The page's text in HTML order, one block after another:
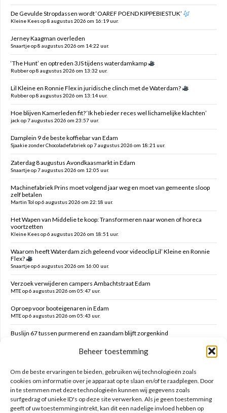
Beheer toestemming
Om de beste ervaringen te bieden, gebruiken wij technologieën zoals
cookies om informatie over je apparaat op te slaan en/of te raadplegen. Door
in te stemmen met deze technologieën kunnen wij gegevens zoals
surfgedrag of unieke ID's op deze site verwerken. Als je geen toestemming
geeft of uw toestemming intrekt, kan dit een nadelige invloed hebben op
De Gevulde Stropdassen wordt ‘OAREF POEND KIPPEBIESTUK’
Kleine Kees op 8 augustus 2026 om 16:19 uur.
Jerney Kaagman overleden
Snaartje op 8 augustus 2026 om 14:22 uur.
‘The Hunt’ en optreden 3JS tijdens waterdamkamp
Rubber op 8 augustus 2026 om 13:32 uur.
Lil Kleine en Ronnie Flex in juridische clinch met de Waterdam?
Rubber op 8 augustus 2026 om 13:14 uur.
Hoe blijven Kamerleden fit? ‘Ik heb ieder reces wel lichamelijke klachten’
jack op 7 augustus 2026 om 23:57 uur.
Damplein 9 de beste koffiebar van Edam
Sjaakie zonder Chocoladefabriek op 7 augustus 2026 om 18:21 uur.
Zaterdag 8 augustus Avondkaasmarkt in Edam
Snaartje op 7 augustus 2026 om 12:05 uur.
Machinefabriek Prins moet volgend jaar weg en moet van gemeente sloop
zelf betalen
Martin Tol op 6 augustus 2026 om 22:18 uur.
Het Wapen van Middelie te koop: Transformeren naar wonen of horeca
voortzetten
Kleine Kees op 6 augustus 2026 om 18:51 uur.
Waarom heeft Waterdam zich geleend voor videoclip Lil’ Kleine en Ronnie
Flex?
Snaartje op 6 augustus 2026 om 16:00 uur.
Verzoek verwijderen campers Ambachtstraat Edam
MTE op 6 augustus 2026 om 05:47 uur.
Oproep voor booteigenaren in Edam
MTE op 6 augustus 2026 om 05:43 uur.
Buslijn 67 tussen purmerend en zaandam blijft zorgenkind
Zoeken op deze site